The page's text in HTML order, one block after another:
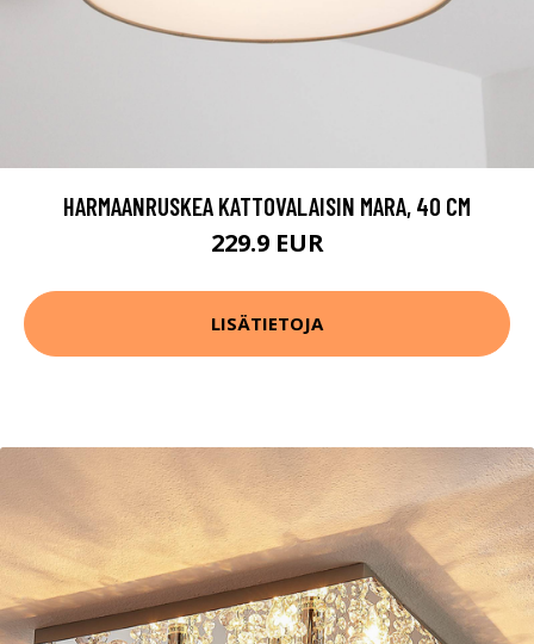
HARMAANRUSKEA KATTOVALAISIN MARA, 40 CM
229.9 EUR
LISÄTIETOJA